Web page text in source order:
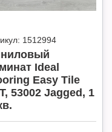
1512994
Ideal
Easy Tile
53002 Jagged, 1